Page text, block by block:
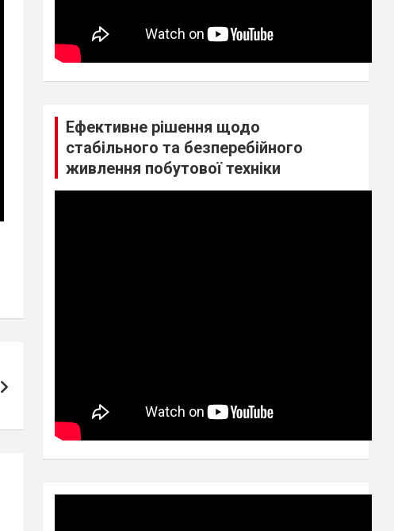
Ефективне рішення щодо
стабільного та безперебійного
живлення побутової техніки